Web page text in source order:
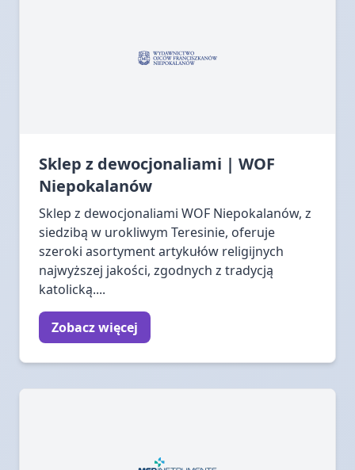
Sklep z dewocjonaliami | WOF
Niepokalanów
Sklep z dewocjonaliami WOF Niepokalanów, z
siedzibą w urokliwym Teresinie, oferuje
szeroki asortyment artykułów religijnych
najwyższej jakości, zgodnych z tradycją
katolicką....
Zobacz więcej